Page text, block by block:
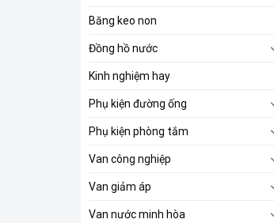
Băng keo non
Đồng hồ nước
Kinh nghiệm hay
Phụ kiện đường ống
Phụ kiện phòng tắm
Van công nghiệp
Van giảm áp
Van nước minh hòa